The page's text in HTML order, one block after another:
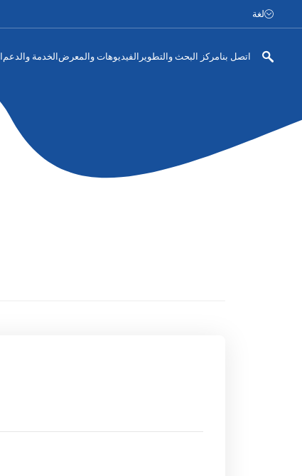
لغة
الخدمة والدعم الفيديوهات والمعرض مركز البحث والتطويراتصل بنا